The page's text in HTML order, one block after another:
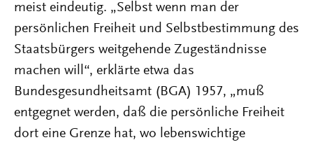
meist eindeutig. „Selbst wenn man der
persönlichen Freiheit und Selbstbestimmung des
Staatsbürgers weitgehende Zugeständnisse
machen will“, erklärte etwa das
Bundesgesundheitsamt (BGA) 1957, „muß
entgegnet werden, daß die persönliche Freiheit
dort eine Grenze hat, wo lebenswichtige